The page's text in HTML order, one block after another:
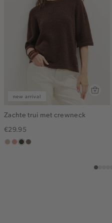
new arrival
Zachte trui met crewneck
€29.95
lichtzand
salmon,
choco
taupe